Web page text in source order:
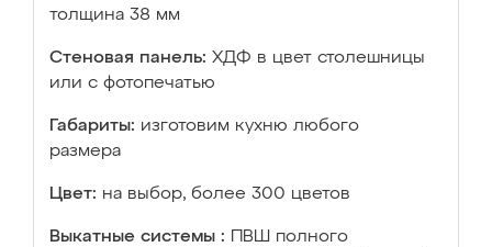
толщина 38 мм
Стеновая панель: ХДФ в цвет столешницы
или с фотопечатью
Габариты: изготовим кухню любого
размера
Цвет: на выбор, более 300 цветов
Выкатные системы :
ПВШ полного